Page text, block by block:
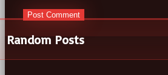
Random Posts